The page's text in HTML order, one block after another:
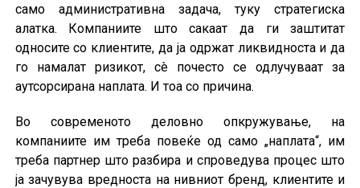
само административна задача, туку стратегиска
алатка. Компаниите што сакаат да ги заштитат
односите со клиентите, да ја одржат ликвидноста и да
го намалат ризикот, сè почесто се одлучуваат за
аутсорсирана наплата. И тоа со причина.
Во современото деловно опкружување, на
компаниите им треба повеќе од само „наплата“, им
треба партнер што разбира и спроведува процес што
ја зачувува вредноста на нивниот бренд, клиентите и